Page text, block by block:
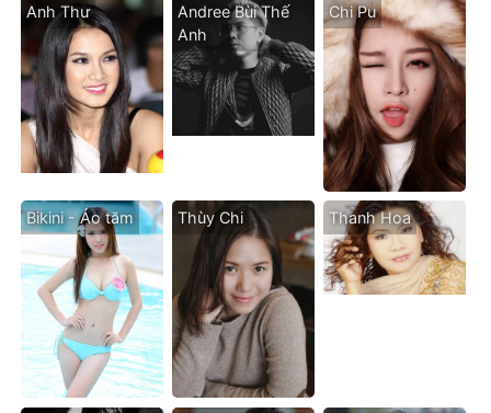
Anh Thư
Andree Bùi Thế
Anh
Chi Pu
Bikini - Áo tăm Thùy Chi Thanh Hoa